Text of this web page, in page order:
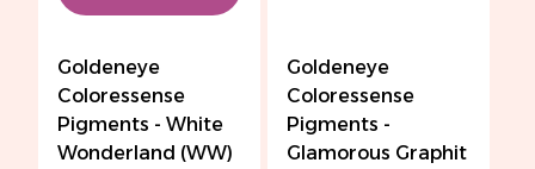
Goldeneye
Coloressense
Pigments - White
Wonderland (WW)
Goldeneye
Coloressense
Pigments -
Glamorous Graphit